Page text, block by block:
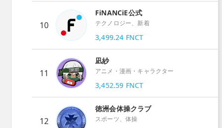
10
FiNANCiE公式
テクノロジー、新着
3,499.24 FNCT
11
凪紗
アニメ・漫画・キャラクター
3,452.59 FNCT
12
徳洲会体操クラブ
スポーツ、体操